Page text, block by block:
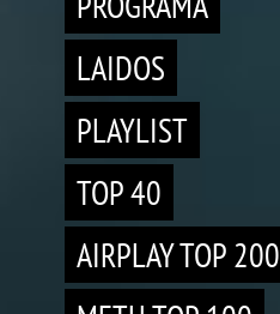
LAIDOS
PLAYLIST
TOP 40
AIRPLAY TOP 200